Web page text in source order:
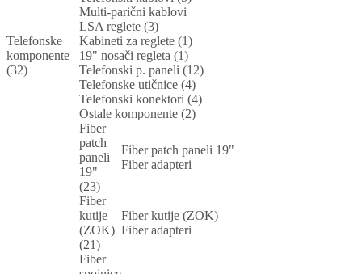
Telefonske
komponente
(32)
Multi-parični kablovi
LSA reglete (3)
Kabineti za reglete (1)
19" nosači regleta (1)
Telefonski p. paneli (12)
Telefonske utičnice (4)
Telefonski konektori (4)
Ostale komponente (2)
Fiber
patch
paneli
19"
(23)
Fiber patch paneli 19"
Fiber adapteri
Fiber
kutije
(ZOK)
(21)
Fiber kutije (ZOK)
Fiber adapteri
Fiber